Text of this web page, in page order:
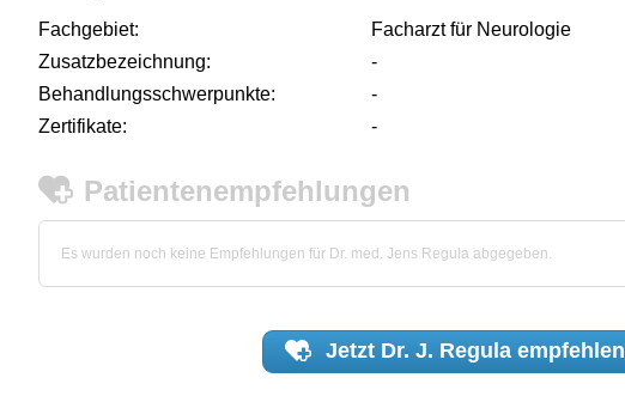
Fachgebiet:
Facharzt für Neurologie
Zusatzbezeichnung:
-
Behandlungsschwerpunkte:
-
Zertifikate:
-
Patientenempfehlungen
Es wurden noch keine Empfehlungen für Dr. med. Jens Regula abgegeben.
Jetzt Dr. J. Regulaempfehlen